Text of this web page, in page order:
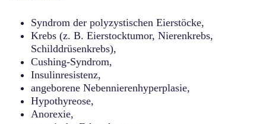
Syndrom der polyzystischen Eierstöcke,
Krebs (z. B. Eierstocktumor, Nierenkrebs,
Schilddrüsenkrebs),
Cushing-Syndrom,
Insulinresistenz,
angeborene Nebennierenhyperplasie,
Hypothyreose,
Anorexie,